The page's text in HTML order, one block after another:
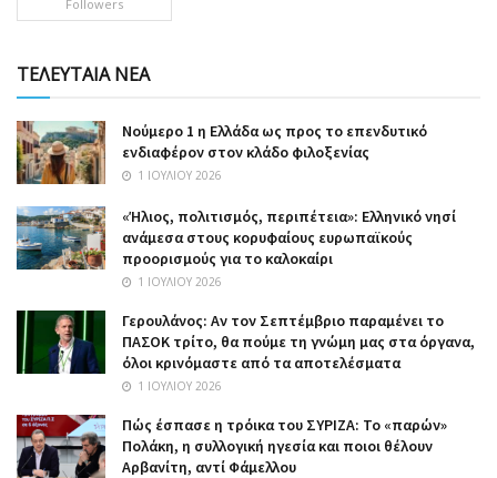
Followers
ΤΕΛΕΥΤΑΙΑ ΝΕΑ
Nούμερο 1 η Ελλάδα ως προς το επενδυτικό
ενδιαφέρον στον κλάδο φιλοξενίας
1 ΙΟΥΛΊΟΥ 2026
«Ήλιος, πολιτισμός, περιπέτεια»: Ελληνικό νησί
ανάμεσα στους κορυφαίους ευρωπαϊκούς
προορισμούς για το καλοκαίρι
1 ΙΟΥΛΊΟΥ 2026
Γερουλάνος: Αν τον Σεπτέμβριο παραμένει το
ΠΑΣΟΚ τρίτο, θα πούμε τη γνώμη μας στα όργανα,
όλοι κρινόμαστε από τα αποτελέσματα
1 ΙΟΥΛΊΟΥ 2026
Πώς έσπασε η τρόικα του ΣΥΡΙΖΑ: Το «παρών»
Πολάκη, η συλλογική ηγεσία και ποιοι θέλουν
Αρβανίτη, αντί Φάμελλου